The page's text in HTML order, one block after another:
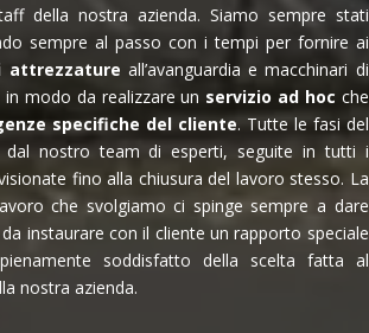
della nostra azienda. Siamo sempre stati
sempre al passo con i tempi per fornire ai
attrezzature all’avanguardia e macchinari di
modo da realizzare un servizio ad hocche
specifiche del cliente. Tutte le fasi del
dal nostro team di esperti, seguite in tutti i
fino alla chiusura del lavoro stesso. La
che svolgiamo ci spinge sempre a dare
instaurare con il cliente un rapporto speciale
soddisfatto della scelta fatta al
nostra azienda.